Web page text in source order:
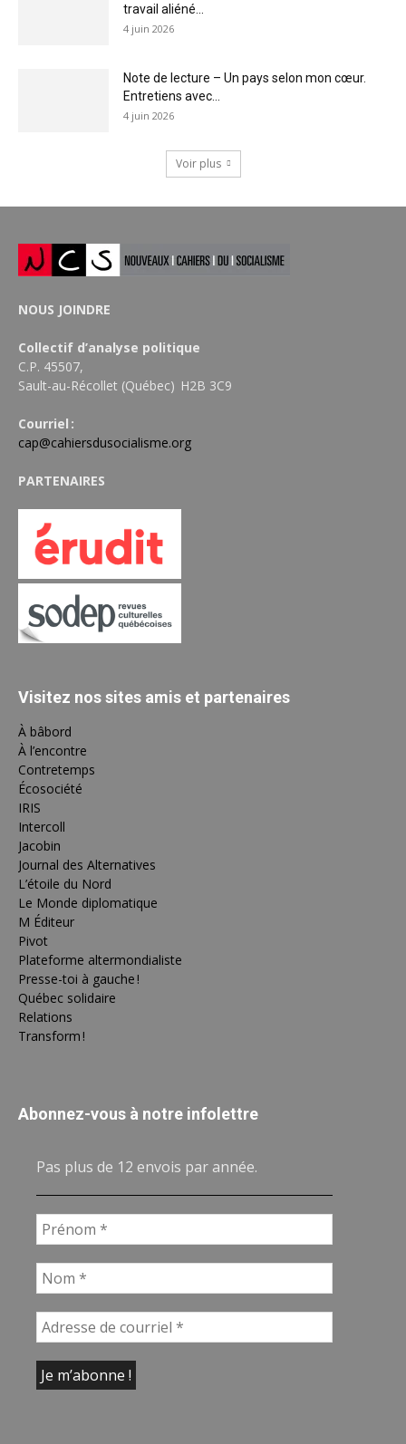
travail aliéné...
4 juin 2026
Note de lecture – Un pays selon mon cœur.
Entretiens avec...
4 juin 2026
Voir plus
NOUS JOINDRE
Collectif d’analyse politique
C.P. 45507,
Sault-au-Récollet (Québec) H2B 3C9
Courriel :
cap@cahiersdusocialisme.org
PARTENAIRES
Visitez nos sites amis et partenaires
À bâbord
À l’encontre
Contretemps
Écosociété
IRIS
Intercoll
Jacobin
Journal des Alternatives
L’étoile du Nord
Le Monde diplomatique
M Éditeur
Pivot
Plateforme altermondialiste
Presse-toi à gauche !
Québec solidaire
Relations
Transform !
Abonnez-vous à notre infolettre
Pas plus de 12 envois par année.